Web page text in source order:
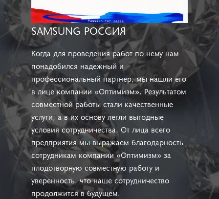
SAMSUNG РОССИЯ
Когда для проведения работ по нему нам
понадобился надежный и
профессиональный партнер, мы нашли его
в лице компании «Оптимизм». Результатом
совместной работы стали качественные
услуги, а в их основу легли выгодные
условия сотрудничества. От лица всего
предприятия мы выражаем благодарность
сотрудникам компании «Оптимизм» за
плодотворную совместную работу и
уверенность, что наше сотрудничество
продолжится в будущем.